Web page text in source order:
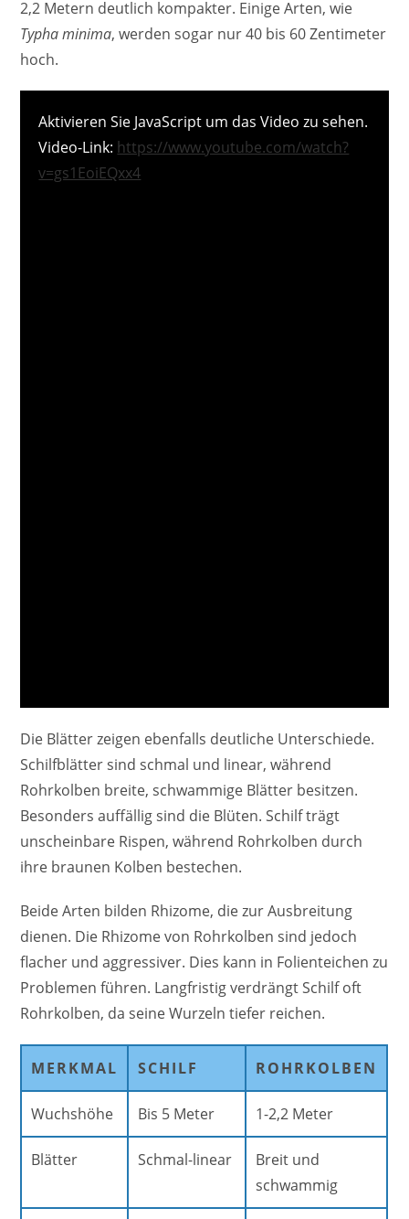
2,2 Metern deutlich kompakter. Einige Arten, wie
Typha minima, werden sogar nur 40 bis 60 Zentimeter
hoch.
Aktivieren Sie JavaScript um das Video zu sehen.
Video-Link: https://www.youtube.com/watch?
v=gs1EoiEQxx4
Die Blätter zeigen ebenfalls deutliche Unterschiede.
Schilfblätter sind schmal und linear, während
Rohrkolben breite, schwammige Blätter besitzen.
Besonders auffällig sind die Blüten. Schilf trägt
unscheinbare Rispen, während Rohrkolben durch
ihre braunen Kolben bestechen.
Beide Arten bilden Rhizome, die zur Ausbreitung
dienen. Die Rhizome von Rohrkolben sind jedoch
flacher und aggressiver. Dies kann in Folienteichen zu
Problemen führen. Langfristig verdrängt Schilf oft
Rohrkolben, da seine Wurzeln tiefer reichen.
MERKMAL SCHILF ROHRKOLBEN
Wuchshöhe Bis 5 Meter 1-2,2 Meter
Blätter Schmal-linear
Breit und
schwammig